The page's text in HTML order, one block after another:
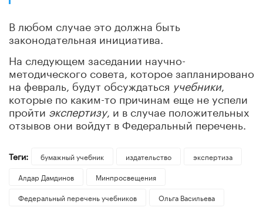
В любом случае это должна быть
законодательная инициатива.
На следующем заседании научно-
методического совета, которое запланировано
на февраль, будут обсуждаться учебники,
которые по каким-то причинам еще не успели
пройти экспертизу, и в случае положительных
отзывов они войдут в Федеральный перечень.
Теги: бумажный учебник издательство
экспертиза
Алдар Дамдинов
Минпросвещения
Федеральный перечень учебников
Ольга Васильева